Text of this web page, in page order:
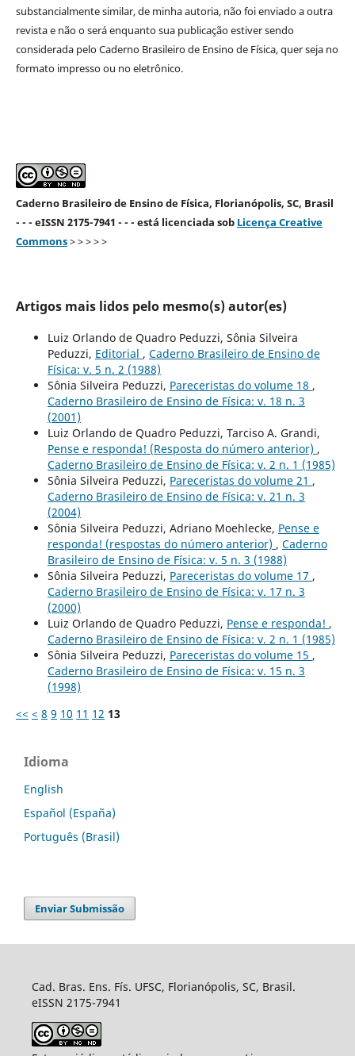
substancialmente similar, de minha autoria, não foi enviado a outra
revista e não o será enquanto sua publicação estiver sendo
considerada pelo Caderno Brasileiro de Ensino de Física, quer seja no
formato impresso ou no eletrônico.
Caderno Brasileiro de Ensino de Física, Florianópolis, SC, Brasil
- - - eISSN 2175-7941 - - - está licenciada sob Licença Creative
Commons> > > > >
Artigos mais lidos pelo mesmo(s) autor(es)
Luiz Orlando de Quadro Peduzzi, Sônia Silveira
Peduzzi, Editorial , Caderno Brasileiro de Ensino de
Física: v. 5 n. 2 (1988)
Sônia Silveira Peduzzi, Pareceristas do volume 18 ,
Caderno Brasileiro de Ensino de Física: v. 18 n. 3
(2001)
Luiz Orlando de Quadro Peduzzi, Tarciso A. Grandi,
Pense e responda! (Resposta do número anterior) ,
Caderno Brasileiro de Ensino de Física: v. 2 n. 1 (1985)
Sônia Silveira Peduzzi, Pareceristas do volume 21 ,
Caderno Brasileiro de Ensino de Física: v. 21 n. 3
(2004)
Sônia Silveira Peduzzi, Adriano Moehlecke, Pense e
responda! (respostas do número anterior) , Caderno
Brasileiro de Ensino de Física: v. 5 n. 3 (1988)
Sônia Silveira Peduzzi, Pareceristas do volume 17 ,
Caderno Brasileiro de Ensino de Física: v. 17 n. 3
(2000)
Luiz Orlando de Quadro Peduzzi, Pense e responda! ,
Caderno Brasileiro de Ensino de Física: v. 2 n. 1 (1985)
Sônia Silveira Peduzzi, Pareceristas do volume 15 ,
Caderno Brasileiro de Ensino de Física: v. 15 n. 3
(1998)
<< < 8 9 10 11 12 13
Idioma
English
Español (España)
Português (Brasil)
Enviar Submissão
Cad. Bras. Ens. Fís. UFSC, Florianópolis, SC, Brasil.
eISSN 2175-7941